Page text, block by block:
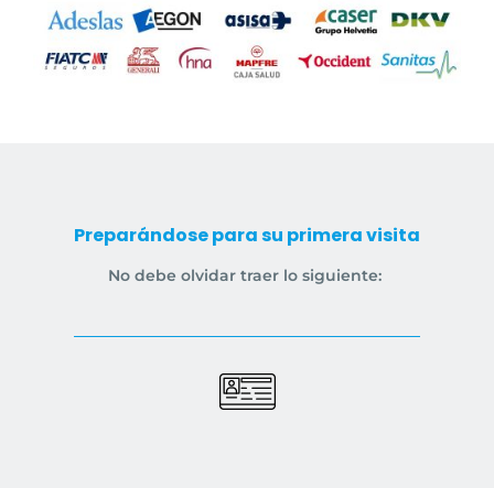
Preparándose para su primera visita
No debe olvidar traer lo siguiente: